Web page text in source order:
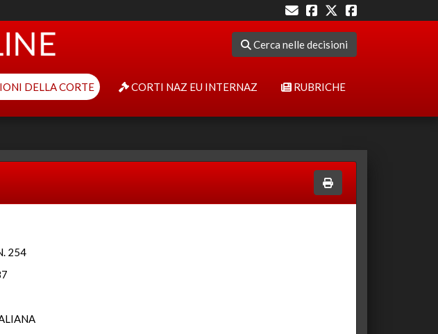
Cerca nelle decisioni
DELLA CORTE CORTI NAZ EU INTERNAZ RUBRICHE
254